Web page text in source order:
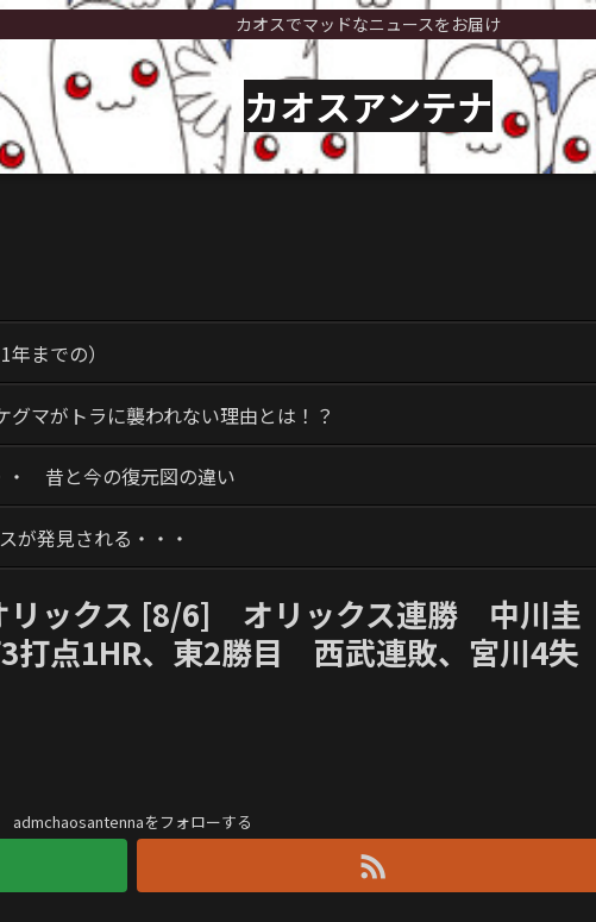
カオスでマッドなニュースをお届け
カオスアンテナ
までの）
マがトラに襲われない理由とは！？
・ 昔と今の復元図の違い
が発見される・・・
リックス [8/6] オリックス連勝 中川圭
打点1HR、東2勝目 西武連敗、宮川4失
admchaosantennaをフォローする